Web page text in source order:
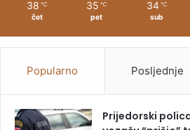
38 ℃
čet
35 ℃
pet
34 ℃
sub
Popularno Posljednje
Prijedorski